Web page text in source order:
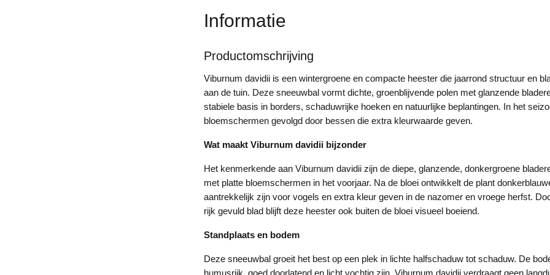
Informatie
Productomschrijving
Viburnum davidii is een wintergroene en compacte heester die jaarrond structuur en
aan de tuin. Deze sneeuwbal vormt dichte, groenblijvende polen met glanzende
stabiele basis in borders, schaduwrijke hoeken en natuurlijke beplantingen. In het
bloemschermen gevolgd door bessen die extra kleurwaarde geven.
Wat maakt Viburnum davidii bijzonder
Het kenmerkende aan Viburnum davidii zijn de diepe, glanzende, donkergroene
met platte bloemschermen in het voorjaar. Na de bloei ontwikkelt de plant
aantrekkelijk zijn voor vogels en extra kleur geven in de nazomer en vroege herfst.
rijk gevuld blad blijft deze heester ook buiten de bloei visueel boeiend.
Standplaats en bodem
Deze sneeuwbal groeit het best op een plek in lichte halfschaduw tot schaduw. De